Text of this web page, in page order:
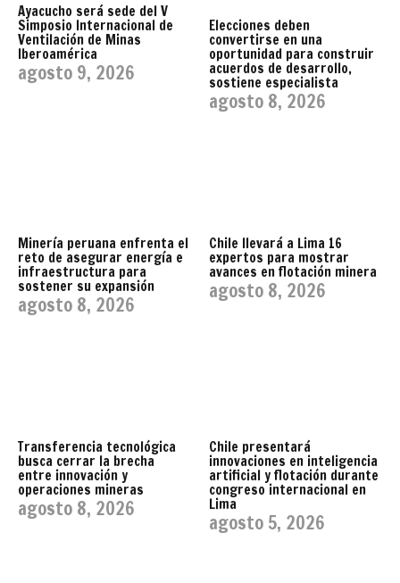
Ayacucho será sede del V
Simposio Internacional de
Ventilación de Minas
Iberoamérica
agosto 9, 2026
Elecciones deben
convertirse en una
oportunidad para construir
acuerdos de desarrollo,
sostiene especialista
agosto 8, 2026
Minería peruana enfrenta el
reto de asegurar energía e
infraestructura para
sostener su expansión
agosto 8, 2026
Chile llevará a Lima 16
expertos para mostrar
avances en flotación minera
agosto 8, 2026
Transferencia tecnológica
busca cerrar la brecha
entre innovación y
operaciones mineras
agosto 8, 2026
Chile presentará
innovaciones en inteligencia
artificial y flotación durante
congreso internacional en
Lima
agosto 5, 2026